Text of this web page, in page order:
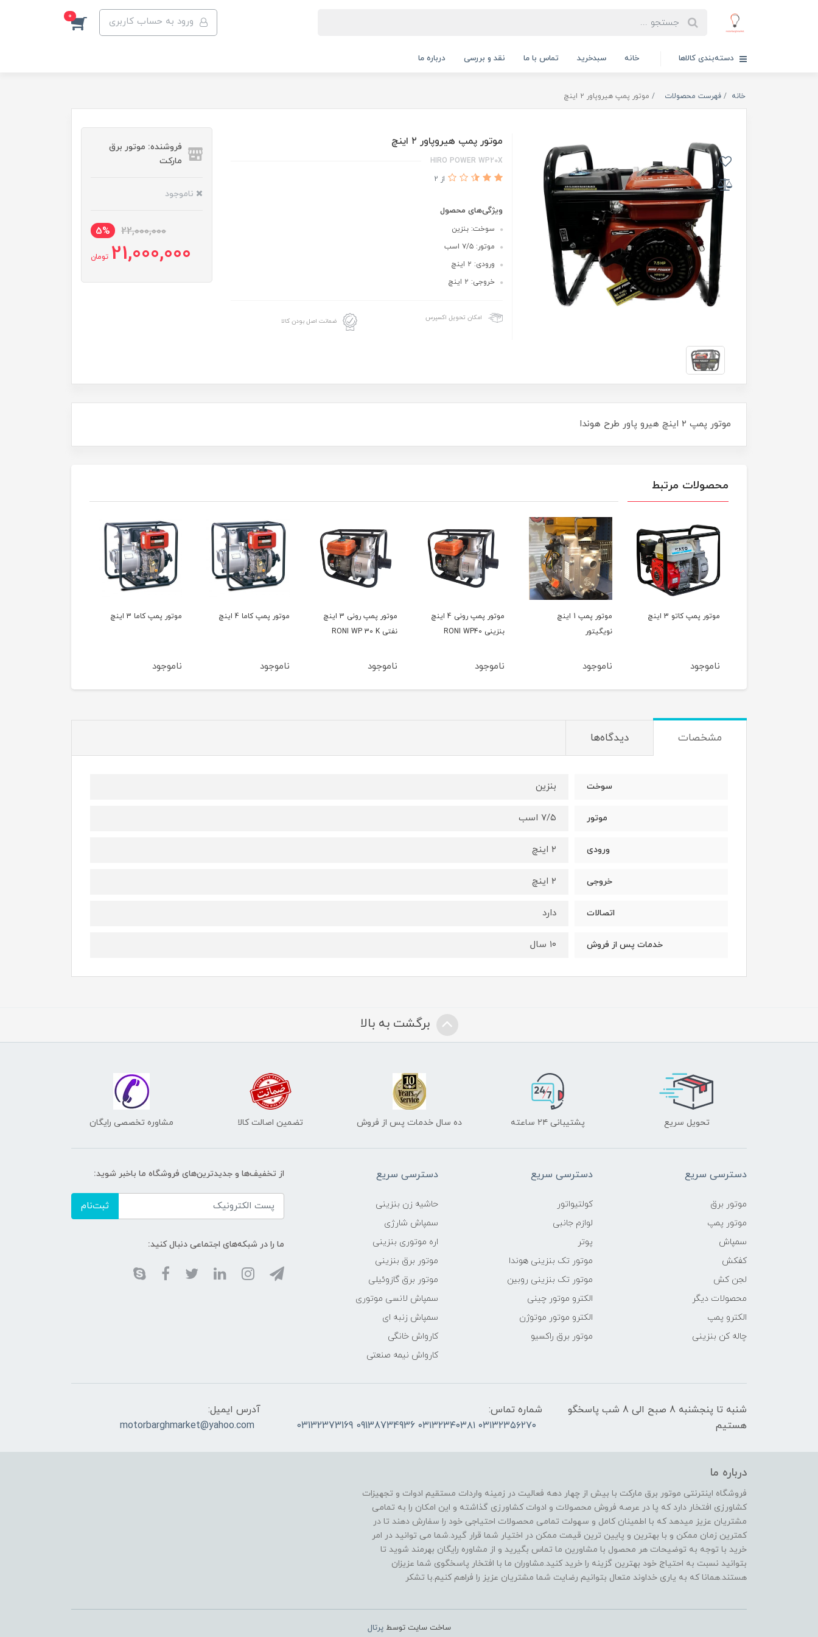
ورود به حساب کاربری 0
دسته‌بندی کالاها خانه سبدخرید تماس با ما نقد و بررسی درباره ما
خانه فهرست محصولات موتور پمپ هیروپاور ۲ اینچ
موتور پمپ هیروپاور ۲ اینچ
HIRO POWER WP20X
از 2
ویژگی‌های محصول
سوخت: بنزین
موتور: ۷/۵ اسب
ورودی: ۲ اینچ
خروجی: ۲ اینچ
امکان تحویل اکسپرس ضمانت اصل بودن کالا
فروشنده: موتور برق
مارکت
ناموجود
22,000,000
5%
21,000,000 تومان
موتور پمپ ۲ اینچ هیرو پاور طرح هوندا
محصولات مرتبط
موتور پمپ 1 اینچ
ناموجود
بنزینی RONI WP40
ناموجود
موتور پمپ رونی 3 اینچ
نفتی RONI WP 30 K
ناموجود
موتور پمپ کاما 4 اینچ
ناموجود
موتور پمپ کاما 3 اینچ
ناموجود
موتور پمپ کاما 2 اینچ
ناموجود
مشخصات دیدگاه‌ها
سوخت بنزین
موتور ۷/۵ اسب
ورودی ۲ اینچ
خروجی ۲ اینچ
اتصالات دارد
خدمات پس از فروش ۱۰ سال
برگشت به بالا
تحویل سریع پشتیبانی ۲۴ ساعته ده سال خدمات پس از فروش تضمین اصالت کالا مشاوره تخصصی رایگان
دسترسی سریع
موتور برق
موتور پمپ
سمپاش
کفکش
لجن کش
محصولات دیگر
الکترو پمپ
چاله کن بنزینی
دسترسی سریع
کولتیواتور
لوازم جانبی
پوتر
موتور تک بنزینی هوندا
موتور تک بنزینی روبین
الکترو موتور چینی
الکترو موتور موتوژن
موتور برق راکسیو
دسترسی سریع
حاشیه زن بنزینی
سمپاش شارژی
اره موتوری بنزینی
موتور برق بنزینی
موتور برق گازوئیلی
سمپاش لانسی موتوری
سمپاش زنبه ای
کارواش خانگی
کارواش نیمه صنعتی
از تخفیف‌ها و جدیدترین‌های فروشگاه ما باخبر شوید:
ثبت‌نام
ما را در شبکه‌های اجتماعی دنبال کنید:
شنبه تا پنجشنبه 8 صبح الی 8 شب پاسخگو
هستیم
شماره تماس:
۰۳۱۳۲۳۵۶۲۷۰ ۰۳۱۳۲۳۴۰۳۸۱ 09138734936 03132373169
آدرس ایمیل:
motorbarghmarket@yahoo.com
درباره ما
فروشگاه اینترنتی موتور برق مارکت با بیش از چهار دهه فعالیت در زمینه واردات مستقیم ادوات و تجهیزات
کشاورزی افتخار دارد که پا در عرصه فروش محصولات و ادوات کشاورزی گذاشته و این امکان را به تمامی
مشتریان عزیز میدهد که با اطمینان کامل و سهولت تمامی محصولات احتیاجی خود را سفارش دهند تا در
کمترین زمان ممکن و با بهترین و پایین ترین قیمت ممکن در اختیار شما قرار گیرد.شما می توانید در امر
خرید با توجه به توضیحات هر محصول با مشاورین ما تماس بگیرید و از مشاوره رایگان بهرمند شوید تا
بتوانید نسبت به احتیاج خود بهترین گزینه را خرید کنید.مشاوران ما با افتخار پاسخگوی شما عزیزان
هستند.همانا که به یاری خداوند متعال بتوانیم رضایت شما مشتریان عزیز را فراهم کنیم.با تشکر
ساخت سایت توسطپرتال